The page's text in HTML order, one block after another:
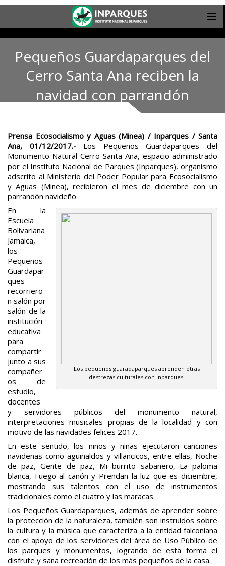
Pequeños Guardaparques del
Cerro Santa Ana reciben la
navidad con parrandón
Prensa Ecosocialismo y Aguas (Minea) / Inparques / Santa
Ana, 01/12/2017.-Los Pequeños Guardaparques del
Monumento Natural Cerro Santa Ana, espacio administrado
por el Instituto Nacional de Parques (Inparques), organismo
adscrito al Ministerio del Poder Popular para Ecosocialismo
y Aguas (Minea), recibieron el mes de diciembre con un
parrandón navideño.
Los pequeños guaradaparques aprenden otras
destrezas culturales con Inparques.
En la
Escuela
Bolivariana
Jamaica,
los
Pequeños
Guardapar
ques
recorriero
n salón por
salón de la
institución
educativa
para
compartir
junto a sus
compañer
os de
estudio,
docentes
y servidores públicos del monumento natural,
interpretaciones musicales propias de la localidad y con
motivo de las navidades felices 2017.
En este sentido, los niños y niñas ejecutaron canciones
navideñas como aguinaldos y villancicos, entre ellas, Noche
de paz, Gente de paz, Mi burrito sabanero, La paloma
blanca, Fuego al cañón y Prendan la luz que es diciembre,
mostrando sus talentos con el uso de instrumentos
tradicionales como el cuatro y las maracas.
Los Pequeños Guardaparques, además de aprender sobre
la protección de la naturaleza, también son instruidos sobre
la cultura y la música que caracteriza a la entidad falconiana
con el apoyo de los servidores del área de Uso Público de
los parques y monumentos, logrando de esta forma el
disfrute y sana recreación de los más pequeños de la casa.